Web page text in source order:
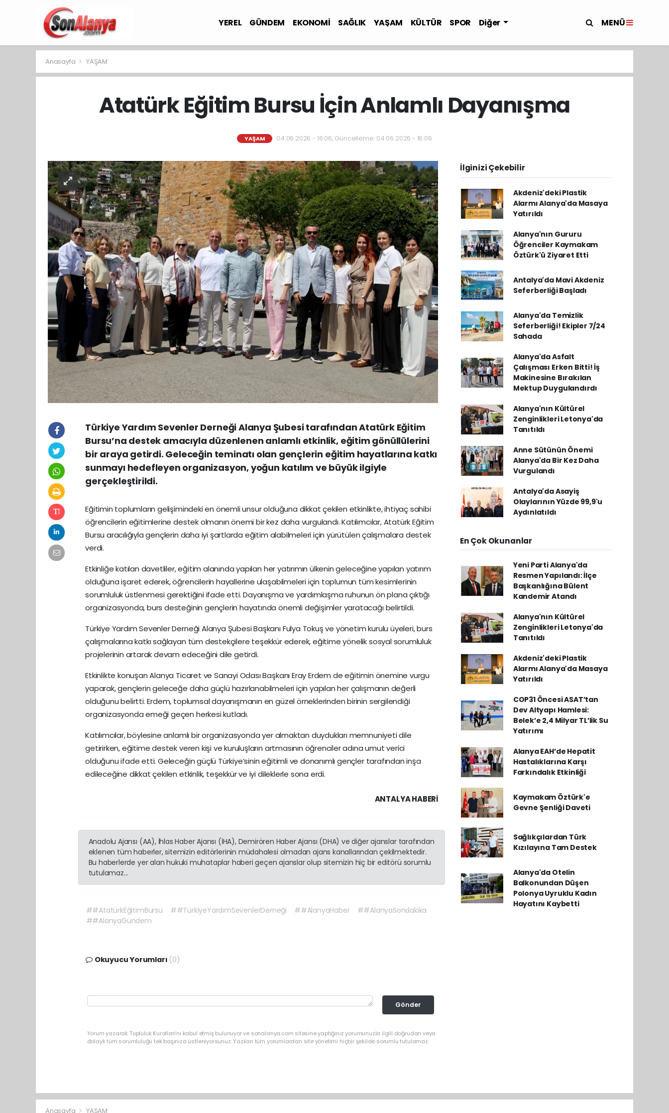
YEREL GÜNDEM EKONOMİ SAĞLIK YAŞAM KÜLTÜR SPOR Diğer MENÜ
Anasayfa YAŞAM
Atatürk Eğitim Bursu İçin Anlamlı Dayanışma
YAŞAM 04.06.2026 - 16:06, Güncelleme: 04.06.2026 - 16:06
Türkiye Yardım Sevenler Derneği Alanya Şubesi tarafından Atatürk Eğitim
Bursu’na destek amacıyla düzenlenen anlamlı etkinlik, eğitim gönüllülerini
bir araya getirdi. Geleceğin teminatı olan gençlerin eğitim hayatlarına katkı
sunmayı hedefleyen organizasyon, yoğun katılım ve büyük ilgiyle
gerçekleştirildi.
Eğitimin toplumların gelişimindeki en önemli unsur olduğuna dikkat çekilen etkinlikte, ihtiyaç sahibi
öğrencilerin eğitimlerine destek olmanın önemi bir kez daha vurgulandı. Katılımcılar, Atatürk Eğitim
Bursu aracılığıyla gençlerin daha iyi şartlarda eğitim alabilmeleri için yürütülen çalışmalara destek
verdi.
Etkinliğe katılan davetliler, eğitim alanında yapılan her yatırımın ülkenin geleceğine yapılan yatırım
olduğuna işaret ederek, öğrencilerin hayallerine ulaşabilmeleri için toplumun tüm kesimlerinin
sorumluluk üstlenmesi gerektiğini ifade etti. Dayanışma ve yardımlaşma ruhunun ön plana çıktığı
organizasyonda, burs desteğinin gençlerin hayatında önemli değişimler yaratacağı belirtildi.
Türkiye Yardım Sevenler Derneği Alanya Şubesi Başkanı Fulya Tokuş ve yönetim kurulu üyeleri, burs
çalışmalarına katkı sağlayan tüm destekçilere teşekkür ederek, eğitime yönelik sosyal sorumluluk
projelerinin artarak devam edeceğini dile getirdi.
Etkinlikte konuşan Alanya Ticaret ve Sanayi Odası Başkanı Eray Erdem de eğitimin önemine vurgu
yaparak, gençlerin geleceğe daha güçlü hazırlanabilmeleri için yapılan her çalışmanın değerli
olduğunu belirtti. Erdem, toplumsal dayanışmanın en güzel örneklerinden birinin sergilendiği
organizasyonda emeği geçen herkesi kutladı.
Katılımcılar, böylesine anlamlı bir organizasyonda yer almaktan duydukları memnuniyeti dile
getirirken, eğitime destek veren kişi ve kuruluşların artmasının öğrenciler adına umut verici
olduğunu ifade etti. Geleceğin güçlü Türkiye’sinin eğitimli ve donanımlı gençler tarafından inşa
edileceğine dikkat çekilen etkinlik, teşekkür ve iyi dileklerle sona erdi.
ANTALYA HABERİ
Anadolu Ajansı (AA), İhlas Haber Ajansı (İHA), Demirören Haber Ajansı (DHA) ve diğer ajanslar tarafından
eklenen tüm haberler, sitemizin editörlerinin müdahalesi olmadan ajans kanallarından çekilmektedir.
Bu haberlerde yer alan hukuki muhataplar haberi geçen ajanslar olup sitemizin hiç bir editörü sorumlu
tutulamaz...
##AtatürkEğitimBursu ##TürkiyeYardımSevenlerDerneği ##AlanyaHaber
##AlanyaSondakika
##AlanyaGündem
Okuyucu Yorumları (0)
Gönder
Yorum yazarak Topluluk Kuralları’nı kabul etmiş bulunuyor ve sonalanya.com sitesine yaptığınız yorumunuzla ilgili doğrudan veya
dolaylı tüm sorumluluğu tek başınıza üstleniyorsunuz. Yazılan tüm yorumlardan site yönetimi hiçbir şekilde sorumlu tutulamaz.
İlginizi Çekebilir
Akdeniz'deki Plastik
Alarmı Alanya'da Masaya
Yatırıldı
Alanya'nın Gururu
Öğrenciler Kaymakam
Öztürk'ü Ziyaret Etti
Antalya'da Mavi Akdeniz
Seferberliği Başladı
Alanya'da Temizlik
Seferberliği! Ekipler 7/24
Sahada
Alanya'da Asfalt
Çalışması Erken Bitti! İş
Makinesine Bırakılan
Mektup Duygulandırdı
Alanya'nın Kültürel
Zenginlikleri Letonya'da
Tanıtıldı
Anne Sütünün Önemi
Alanya'da Bir Kez Daha
Vurgulandı
Antalya'da Asayiş
Olaylarının Yüzde 99,9'u
Aydınlatıldı
En Çok Okunanlar
Yeni Parti Alanya'da
Resmen Yapılandı: İlçe
Başkanlığına Bülent
Kandemir Atandı
Alanya'nın Kültürel
Zenginlikleri Letonya'da
Tanıtıldı
Akdeniz'deki Plastik
Alarmı Alanya'da Masaya
Yatırıldı
COP31 Öncesi ASAT’tan
Dev Altyapı Hamlesi:
Belek’e 2,4 Milyar TL’lik Su
Yatırımı
Alanya EAH’de Hepatit
Hastalıklarına Karşı
Farkındalık Etkinliği
Kaymakam Öztürk'e
Gevne Şenliği Daveti
Sağlıkçılardan Türk
Kızılayına Tam Destek
Alanya'da Otelin
Balkonundan Düşen
Polonya Uyruklu Kadın
Hayatını Kaybetti
Anasayfa YAŞAM